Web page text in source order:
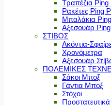
Τραπέζια Ping
Ρακέτες Ping
Μπαλάκια
Αξεσουάρ
ΣΤΙΒΟΣ
Ακόντια-
Χρονόμετρα
Αξεσουάρ
ΠΟΛΕΜΙΚΕΣ
Σάκοι Μποξ
Γάντια Μποξ
Στόχοι